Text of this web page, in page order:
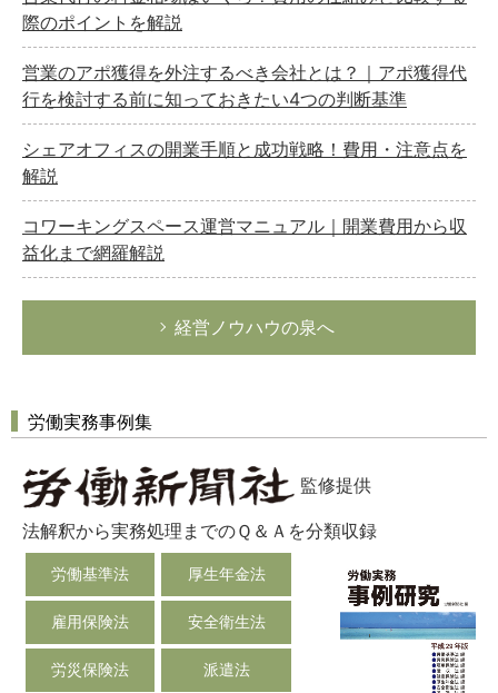
際のポイントを解説
営業のアポ獲得を外注するべき会社とは？｜アポ獲得代
行を検討する前に知っておきたい4つの判断基準
シェアオフィスの開業手順と成功戦略！費用・注意点を
解説
コワーキングスペース運営マニュアル｜開業費用から収
益化まで網羅解説
経営ノウハウの泉へ
労働実務事例集
監修提供
法解釈から実務処理までのＱ＆Ａを分類収録
労働基準法 厚生年金法
雇用保険法 安全衛生法
労災保険法 派遣法